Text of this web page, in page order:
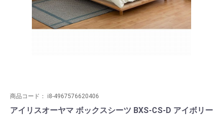
商品コード： i8-4967576620406
アイリスオーヤマ ボックスシーツ BXS-CS-D アイボリー